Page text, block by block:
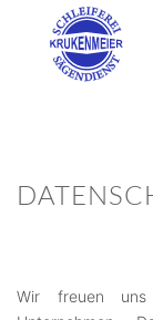
Wir freuen